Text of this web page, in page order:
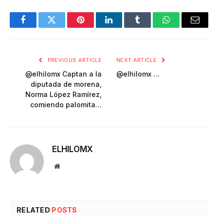
FacebookTwitter PinterestLinkedInTumblr WhatsAppEmail
PREVIOUS ARTICLE
@elhilomx Captan a la
diputada de morena,
Norma López Ramírez,
comiendo palomita…
NEXT ARTICLE
@elhilomx …
ELHILOMX
Website
RELATED POSTS